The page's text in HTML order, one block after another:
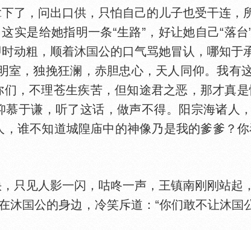
了，问出口供，只怕自己的儿子也受干连，
实是给她指明一条“生路”，好让她自己“落
动粗，顺着沐
公的口气骂她冒认，哪知于
室，独挽狂澜，赤胆忠心，天人同仰。我有
，不理苍生疾苦，但知途君之恶，那才真
于谦，听了这话，做声不得。阳宗海诸人
，谁不知道城隍庙中的神像乃是我的爹爹？
，只见人影一闪，咕咚一声，王镇南刚刚站起
沐
公的身边，冷笑斥道：“你们敢不让沐